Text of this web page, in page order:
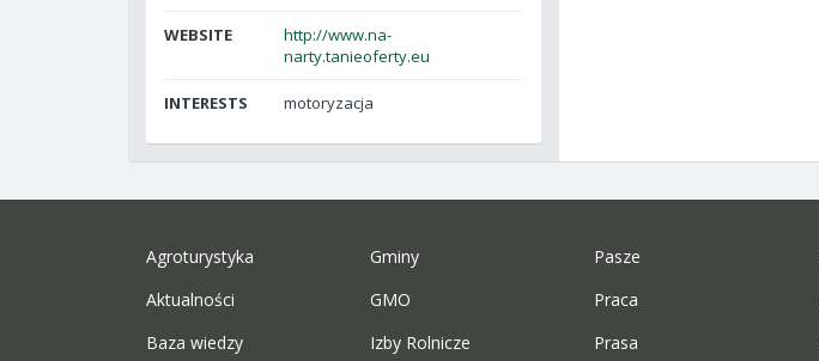
WEBSITE
http://www.na-
narty.tanieoferty.eu
INTERESTS motoryzacja
Agroturystyka
Aktualności
Baza wiedzy
Gminy
GMO
Izby Rolnicze
Pasze
Praca
Prasa